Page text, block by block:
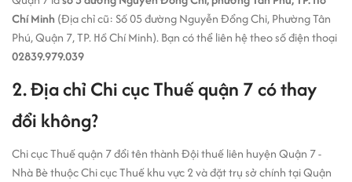
Chí Minh (Địa chỉ cũ: Số 05 đường Nguyễn Đổng Chi, Phường Tân
Phú, Quận 7, TP. Hồ Chí Minh). Bạn có thể liên hệ theo số điện thoại
02839.979.039
2. Địa chỉ Chi cục Thuế quận 7 có thay
đổi không?
Chi cục Thuế quận 7 đổi tên thành Đội thuế liên huyện Quận 7 -
Nhà Bè thuộc Chi cục Thuế khu vực 2 và đặt trụ sở chính tại Quận